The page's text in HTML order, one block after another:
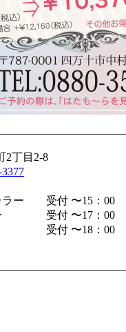
2丁目2-8
ラー 受付 〜15：00
ー 受付 〜17：00
付 〜18：00